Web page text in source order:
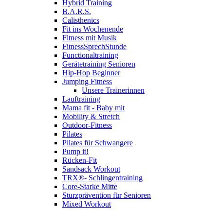
Hybrid Training
B.A.R.S.
Calisthenics
Fit ins Wochenende
Fitness mit Musik
FitnessSprechStunde
Functionaltraining
Gerätetraining Senioren
Hip-Hop Beginner
Jumping Fitness
Unsere Trainerinnen
Lauftraining
Mama fit - Baby mit
Mobility & Stretch
Outdoor-Fitness
Pilates
Pilates für Schwangere
Pump it!
Rücken-Fit
Sandsack Workout
TRX®- Schlingentraining
Core-Starke Mitte
Sturzprävention für Senioren
Mixed Workout